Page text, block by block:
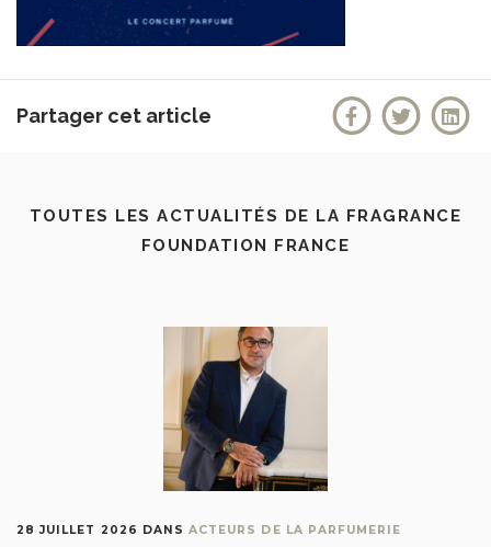
Partager cet article
TOUTES LES ACTUALITÉS DE LA FRAGRANCE
FOUNDATION FRANCE
28 JUILLET 2026 DANSACTEURS DE LA PARFUMERIE